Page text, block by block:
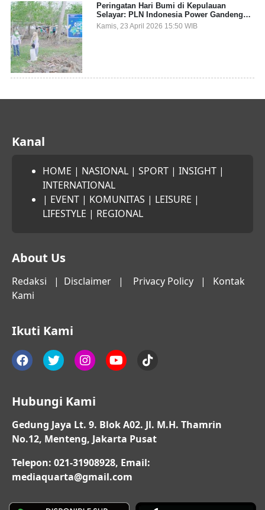
Peringatan Hari Bumi di Kepulauan
Selayar: PLN Indonesia Power Gandeng
Pemda dan Komunitas, Giatkan Restorasi
Mangrove
Kamis, 23 April 2026 15:50 WIB
Kanal
HOME | NASIONAL | SPORT | INSIGHT |
INTERNATIONAL
| EVENT | KOMUNITAS | LEISURE |
LIFESTYLE | REGIONAL
About Us
Redaksi | Disclaimer | Privacy Policy | Kontak
Kami
Ikuti Kami
Hubungi Kami
Gedung Jaya Lt. 9. Blok A02. Jl. M.H. Thamrin
No.12, Menteng, Jakarta Pusat
Telepon: 021-31908928, Email:
mediaquarta@gmail.com